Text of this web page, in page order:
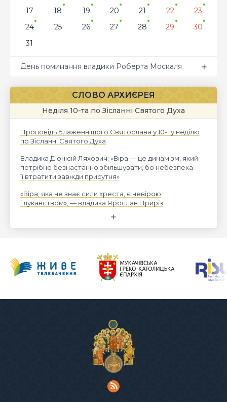
17
18 19 20 21 22
23
24
25 26 27 28 29
30
31
День поминання владики Роберта Москаля
СЛОВО АРХИЄРЕЯ
Неділя 10-та по Зісланні Святого Духа
Проповідь Блаженнішого Святослава у 10-ту неділю
по Зісланні Святого Духа
Владика Діонісій Ляхович: «Віра — це динамізм, який
потрібно безнастанно збільшувати, бо небезпека
її втратити завжди присутня»
«Віра, яка не знає сили хреста, є невірою
і лукавством», — владика Ярослав Приріз